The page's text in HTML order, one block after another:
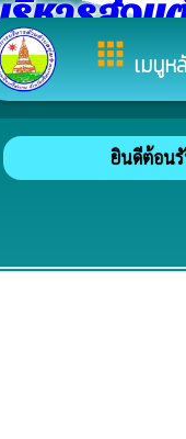
appsเมนูห
หารส่วน
รีสะเกษ
ยินดีต้อนรั